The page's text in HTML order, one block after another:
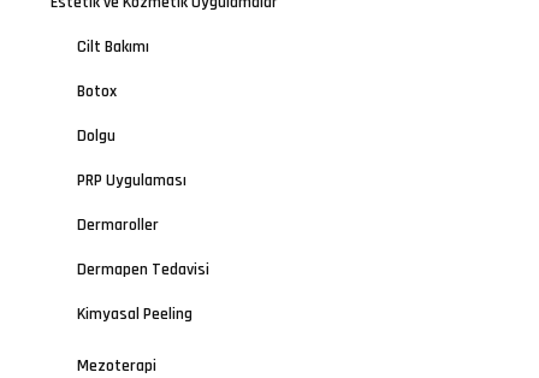
Cilt Bakımı
Botox
Dolgu
PRP Uygulaması
Dermaroller
Dermapen Tedavisi
Kimyasal Peeling
Mezoterapi